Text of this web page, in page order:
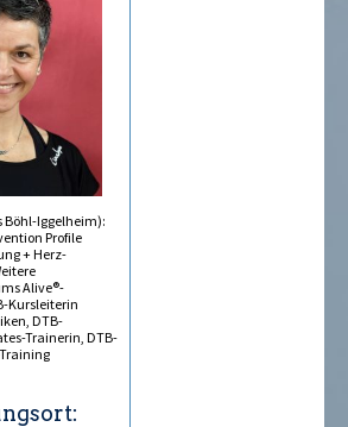
Böhl-Iggelheim):
Profile
+ Herz-
Alive®-
Kursleiterin
DTB-
Trainerin, DTB-